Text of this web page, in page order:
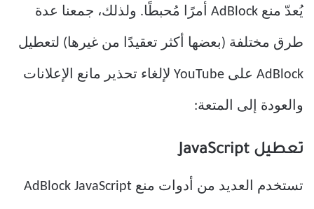
يُعدّ منع AdBlock أمرًا مُحبطًا. ولذلك، جمعنا عدة
طرق مختلفة (بعضها أكثر تعقيدًا من غيرها) لتعطيل
AdBlock على YouTube لإلغاء تحذير مانع الإعلانات
والعودة إلى المتعة:
تعطيل JavaScript
تستخدم العديد من أدوات منع AdBlock JavaScript